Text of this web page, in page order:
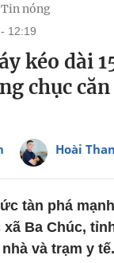
Tin nóng
12:19
kéo dài
chục
Hoài
tàn phá
xã Ba Chúc,
và trạm y tế.